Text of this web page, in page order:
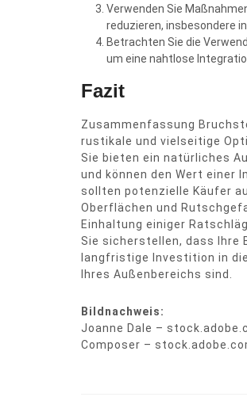
Verwenden Sie
reduzieren, insbesondere
Betrachten Sie die
um eine nahtlose
Fazit
Zusammenfassung
rustikale und vielseitige
Sie bieten ein natürliches
und können den Wert einer
sollten potenzielle Käufer
Oberflächen und
Einhaltung einiger
Sie sicherstellen, dass Ihre
langfristige Investition in
Ihres Außenbereichs sind.
Bildnachweis:
Joanne Dale –
Composer –